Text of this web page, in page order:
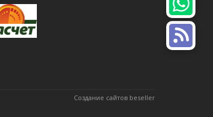
Создание сайтов beseller